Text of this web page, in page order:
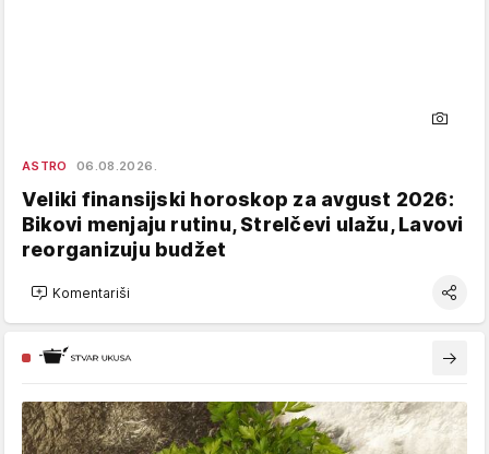
ASTRO 06.08.2026.
Veliki finansijski horoskop za avgust 2026:
Bikovi menjaju rutinu, Strelčevi ulažu, Lavovi
reorganizuju budžet
Komentariši